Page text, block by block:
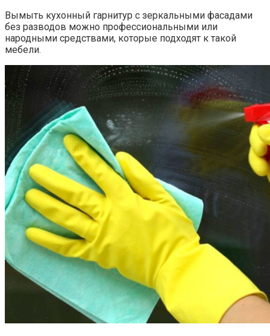
Вымыть кухонный гарнитур с зеркальными фасадами
без разводов можно профессиональными или
народными средствами, которые подходят к такой
мебели.